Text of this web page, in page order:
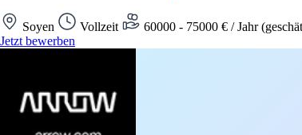
Soyen Vollzeit 60000 - 75000 € / Jahr
Jetzt bewerben